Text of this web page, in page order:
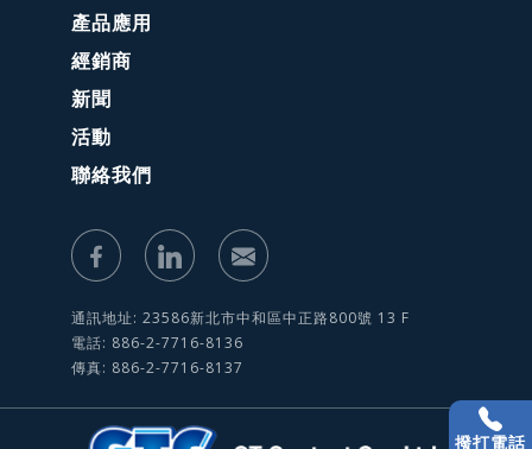
產品應用
經銷商
新聞
活動
聯絡我們
通訊地址: 23586新北市中和區中正路800號 13 F
電話: 886-2-7716-8136
傳真: 886-2-7716-8137
撥打電話